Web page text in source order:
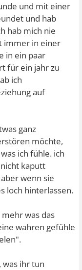
und mit einer
und hab
hab mich nie
immer in einer
in ein paar
für ein jahr zu
ich
auf
ganz
möchte,
ich fühle. ich
kaputt
wenn sie
loch hinterlassen.
was das
wahren gefühle
was ihr tun